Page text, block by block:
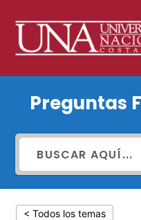
encuentro
formulario
para
autorizar
Preguntas
< Todos los temas